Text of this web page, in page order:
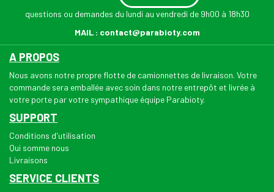
questions ou demandes du lundi au vendredi de 9h00 à 18h30
MAIL : contact@parabioty.com
A PROPOS
Nous avons notre propre flotte de camionnettes de livraison. Votre
commande sera emballée avec soin dans notre entrepôt et livrée à
votre porte par votre sympathique équipe Parabioty.
SUPPORT
Conditions d'utilisation
Qui somme nous
Livraisons
SERVICE CLIENTS